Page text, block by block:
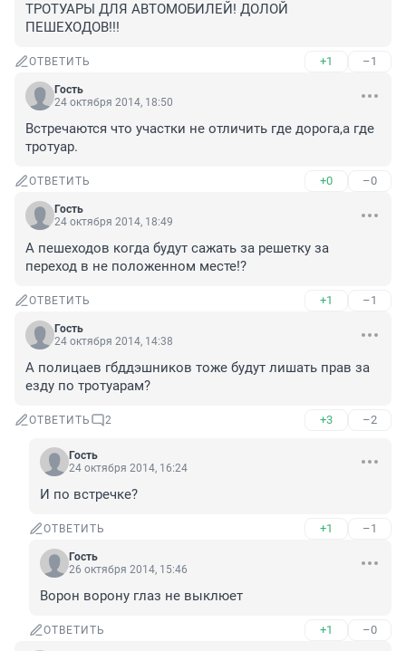
ТРОТУАРЫ ДЛЯ АВТОМОБИЛЕЙ! ДОЛОЙ
ПЕШЕХОДОВ!!!
ОТВЕТИТЬ +1 –1
Гость
24 октября 2014, 18:50
Встречаются что участки не отличить где дорога,а где
тротуар.
ОТВЕТИТЬ +0 –0
Гость
24 октября 2014, 18:49
А пешеходов когда будут сажать за решетку за
переход в не положенном месте!?
ОТВЕТИТЬ +1 –1
Гость
24 октября 2014, 14:38
А полицаев гбддэшников тоже будут лишать прав за
езду по тротуарам?
ОТВЕТИТЬ 2 +3 –2
Гость
24 октября 2014, 16:24
И по встречке?
ОТВЕТИТЬ +1 –1
Гость
26 октября 2014, 15:46
Ворон ворону глаз не выклюет
ОТВЕТИТЬ +1 –0